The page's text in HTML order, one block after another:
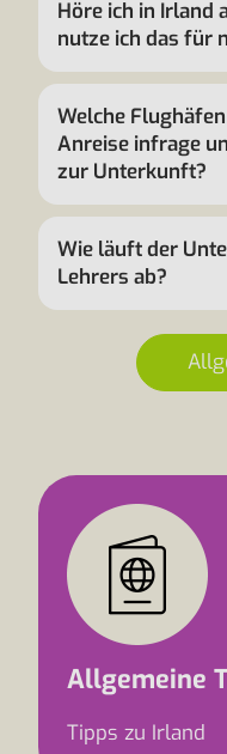
Höre ich in Irland
nutze ich das für
Welche
Anreise infrage
zur Unterkunft?
Wie läuft der
Lehrers ab?
Allgemeine
Tipps zu Irland